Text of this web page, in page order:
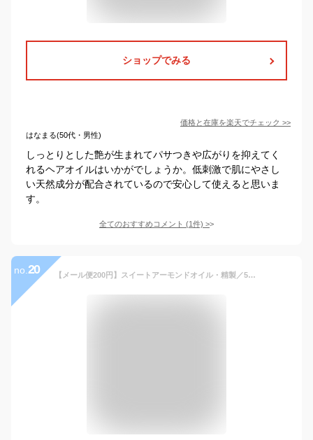
ショップでみる
価格と在庫を楽天でチェック >>
はなまる(50代・男性)
しっとりとした艶が生まれてパサつきや広がりを抑えてく
れるヘアオイルはいかがでしょうか。低刺激で肌にやさし
い天然成分が配合されているので安心して使えると思いま
す。
全てのおすすめコメント (1件) >
no. 20 【メール便200円】スイートアーモンドオイル・精製／50ml（クリア・Refined）【100% 無添加 植物性 乾燥肌 保湿 業務用 手作り コスメ 手づくり 化粧品 髪 ヘアオイル フェイス ボディ キャリアオイル 毛穴ケア テレビで紹介 ハンド ネイルケア】